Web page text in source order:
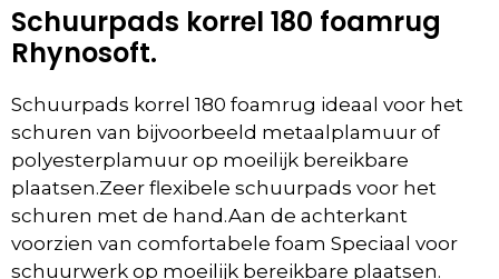
Schuurpads korrel 180 foamrug
Rhynosoft.
Schuurpads korrel 180 foamrug ideaal voor het
schuren van bijvoorbeeld metaalplamuur of
polyesterplamuur op moeilijk bereikbare
plaatsen.Zeer flexibele schuurpads voor het
schuren met de hand.Aan de achterkant
voorzien van comfortabele foam Speciaal voor
schuurwerk op moeilijk bereikbare plaatsen.